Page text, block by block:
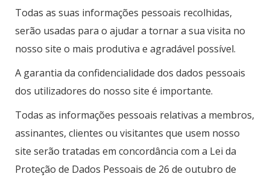
Todas as suas informações pessoais recolhidas,
serão usadas para o ajudar a tornar a sua visita no
nosso site o mais produtiva e agradável possível.
A garantia da confidencialidade dos dados pessoais
dos utilizadores do nosso site é importante.
Todas as informações pessoais relativas a membros,
assinantes, clientes ou visitantes que usem nosso
site serão tratadas em concordância com a Lei da
Proteção de Dados Pessoais de 26 de outubro de